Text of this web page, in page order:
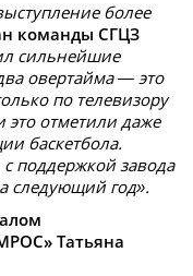
более
команды СГЦЗ
сильнейшие
овертайма — это
по телевизору
отметили даже
баскетбола.
поддержкой завода
следующий год».
Татьяна